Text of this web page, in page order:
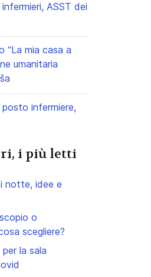
lo screening una soluzione
ASST dei
“La mia casa a
umanitaria
infermiere,
i più letti
notte, idee e
o
scegliere?
la sala